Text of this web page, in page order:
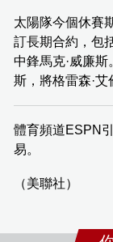
太陽隊今個休賽
訂長期合約，包
中鋒馬克·威廉
斯，將格雷森·艾
體育頻道ESPN
易。
（美聯社）